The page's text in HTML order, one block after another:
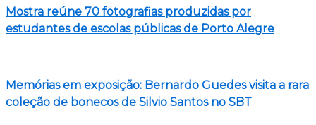
Mostra reúne 70 fotografias produzidas por
estudantes de escolas públicas de Porto Alegre
Memórias em exposição: Bernardo Guedes visita a rara
coleção de bonecos de Silvio Santos no SBT